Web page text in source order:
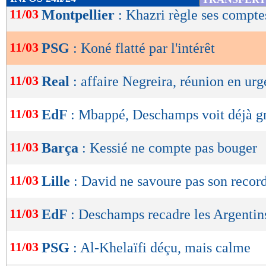
de
OK
11/03 Montpellier : Khazri règle ses
11/03 PSG : Koné flatté par l'intérêt
11/03 Real : affaire Negreira, réunion en
11/03 EdF : Mbappé, Deschamps voit déjà
11/03 Barça : Kessié ne compte pas bouger
11/03 Lille : David ne savoure pas son
11/03 EdF : Deschamps recadre les
11/03 PSG : Al-Khelaïfi déçu, mais calme